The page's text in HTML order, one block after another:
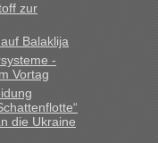
zur
Balaklija
-
Vortag
die Ukraine